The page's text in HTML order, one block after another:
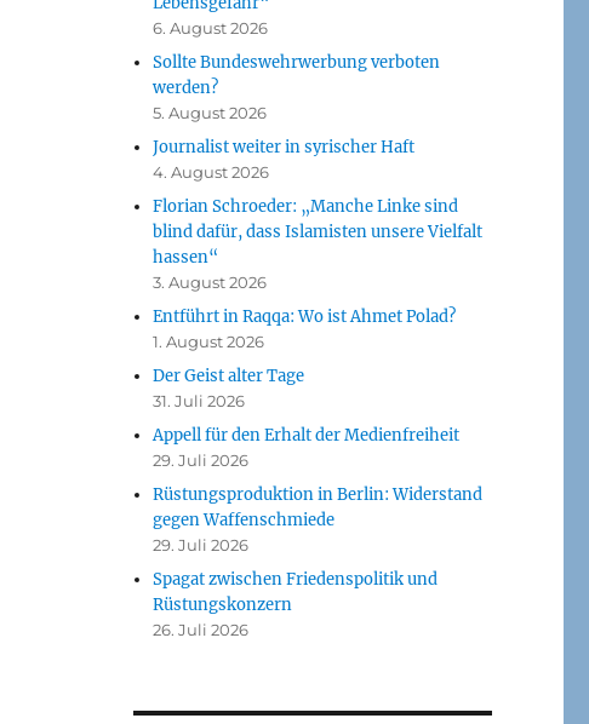
6. August 2026
Sollte Bundeswehrwerbung verboten
werden?
5. August 2026
Journalist weiter in syrischer Haft
4. August 2026
Florian Schroeder: „Manche Linke sind
blind dafür, dass Islamisten unsere Vielfalt
hassen“
3. August 2026
Entführt in Raqqa: Wo ist Ahmet Polad?
1. August 2026
Der Geist alter Tage
31. Juli 2026
Appell für den Erhalt der Medienfreiheit
29. Juli 2026
Rüstungsproduktion in Berlin: Widerstand
gegen Waffenschmiede
29. Juli 2026
Spagat zwischen Friedenspolitik und
Rüstungskonzern
26. Juli 2026